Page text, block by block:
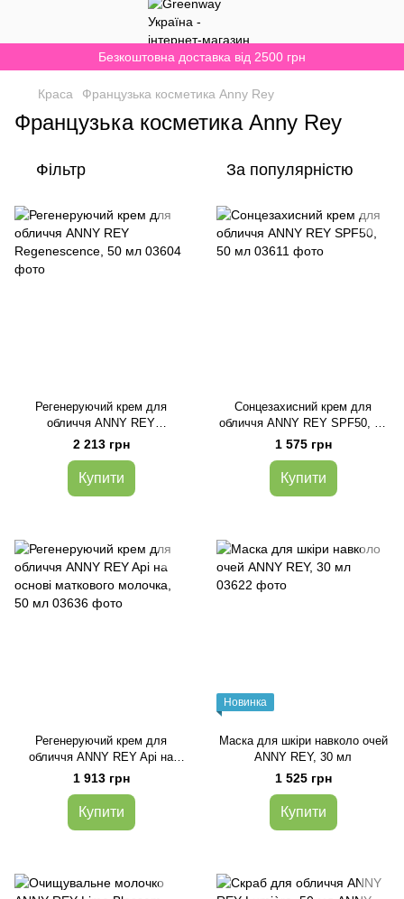
Безкоштовна доставка від 2500 грн
Краса Французька косметика Anny Rey
Французька косметика Anny Rey
Фільтр За популярністю
Регенеруючий крем для
обличчя ANNY REY
Regenescence, 50 мл
2 213 грн
Купити
Сонцезахисний крем для
обличчя ANNY REY SPF50, 50
мл
1 575 грн
Купити
Регенеруючий крем для
обличчя ANNY REY Api на
основі маткового молочка, 50
1 913 грн
Купити
Новинка
Маска для шкіри навколо очей
ANNY REY, 30 мл
1 525 грн
Купити